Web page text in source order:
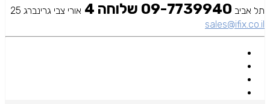
תל אביב 09-7739940 שלוחה 4
אורי צבי גרינברג 25
sales@ifix.co.il